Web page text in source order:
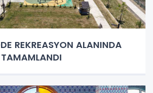
REKREASYON ALANINDA